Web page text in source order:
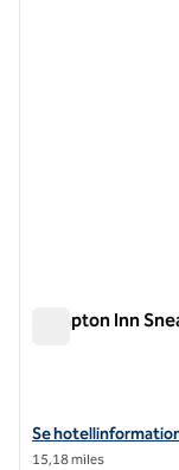
Hampton Inn
Visa hotelldetaljer
Se
15,18 miles